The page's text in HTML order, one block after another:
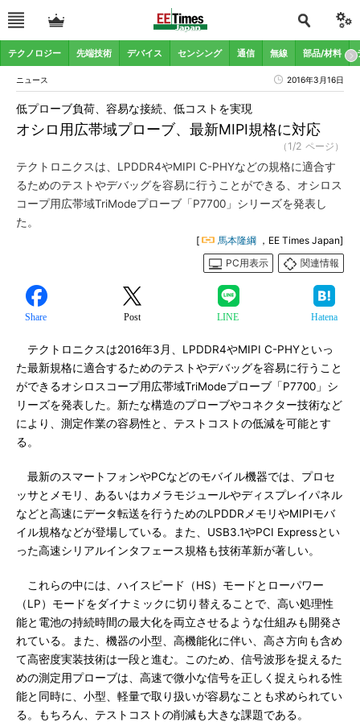
テクノロジー 先端技術 デバイス センシング 通信 無線 部品/材料
ニュース 2016年3月16日
オシロ用広帯域プローブ、最新MIPI規格に対応
低プローブ負荷、容易な接続、低コストを実現
（1/2 ページ）
テクトロニクスは、LPDDR4やMIPI C-PHYなどの規格に適合す
るためのテストやデバッグを容易に行うことができる、オシロス
コープ用広帯域TriModeプローブ「P7700」シリーズを発表し
た。
[ 馬本隆綱 ，EE Times Japan]
PC用表示
関連情報
Share Post LINE Hatena
テクトロニクスは2016年3月、LPDDR4やMIPI C-PHYといっ
た最新規格に適合するためのテストやデバッグを容易に行うこと
ができるオシロスコープ用広帯域TriModeプローブ「P7700」シ
リーズを発表した。新たな構造のプローブやコネクター技術など
により、測定作業の容易性と、テストコストの低減を可能とす
る。
最新のスマートフォンやPCなどのモバイル機器では、プロセ
ッサとメモリ、あるいはカメラモジュールやディスプレイパネル
などと高速にデータ転送を行うためのLPDDRメモリやMIPIモバ
イル規格などが登場している。また、USB3.1やPCI Expressとい
った高速シリアルインタフェース規格も技術革新が著しい。
これらの中には、ハイスピード（HS）モードとローパワー
（LP）モードをダイナミックに切り替えることで、高い処理性
能と電池の持続時間の最大化を両立させるような仕組みも開発さ
れている。また、機器の小型、高機能化に伴い、高さ方向も含め
て高密度実装技術は一段と進む。このため、信号波形を捉えるた
めの測定用プローブは、高速で微小な信号を正しく捉えられる性
能と同時に、小型、軽量で取り扱いが容易なことも求められてい
る。もちろん、テストコストの削減も大きな課題である。